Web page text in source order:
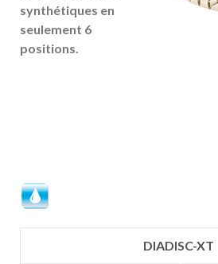
synthétiques en
seulement 6
positions.
DIADISC-XT